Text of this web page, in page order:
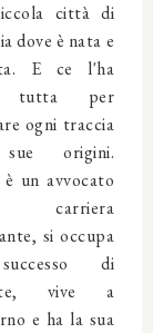
città di
dove è nata e
E ce l'ha
tutta per
ogni traccia
origini.
è un avvocato
carriera
si occupa
di
vive a
e ha la sua